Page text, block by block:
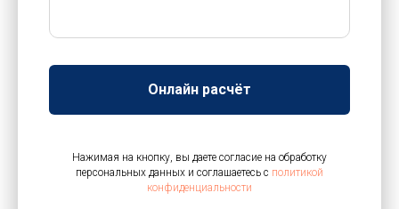
Онлайн расчёт
Нажимая на кнопку, вы даете согласие на обработку
персональных данных и соглашаетесь c политикой
конфиденциальности